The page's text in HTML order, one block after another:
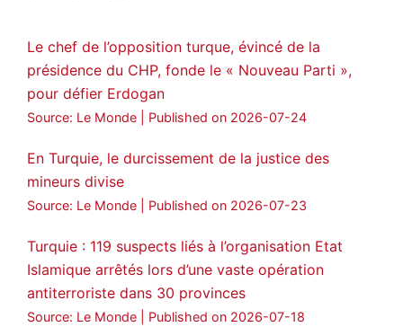
Amitiés kurdes de Bretagne a retweeté
MedyaNews
🔴DEM Party Imrali delegation made a
#AbdullahÖcalan
#ImralıIsland
🔗 https://medyanews.rs/h4lwBwQ
3 2 Twitter
Voir plus...
Le chef de l’opposition turque, évincé de la
présidence du CHP, fonde le « Nouveau Parti »,
pour défier Erdogan
Source: Le Monde Published on 2026-07-24
En Turquie, le durcissement de la justice des
mineurs divise
Source: Le Monde Published on 2026-07-23
Turquie : 119 suspects liés à l’organisation Etat
Islamique arrêtés lors d’une vaste opération
antiterroriste dans 30 provinces
Source: Le Monde Published on 2026-07-18